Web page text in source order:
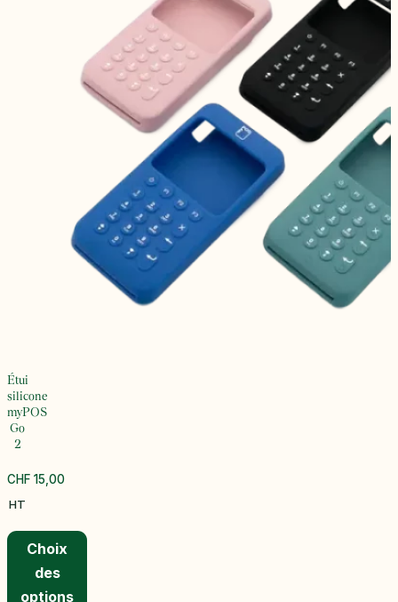
Étui
silicone
myPOS
Go
2
CHF 15,00
HT
Choix
des
options